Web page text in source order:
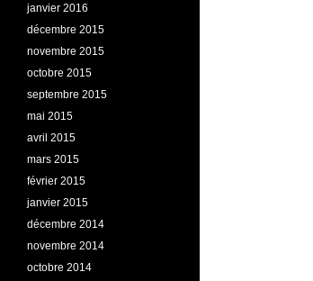
janvier 2016
décembre 2015
novembre 2015
octobre 2015
septembre 2015
mai 2015
avril 2015
mars 2015
février 2015
janvier 2015
décembre 2014
novembre 2014
octobre 2014